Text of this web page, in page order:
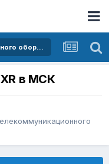
Покупка и продажа телекоммуникационного оборудования
в МСК